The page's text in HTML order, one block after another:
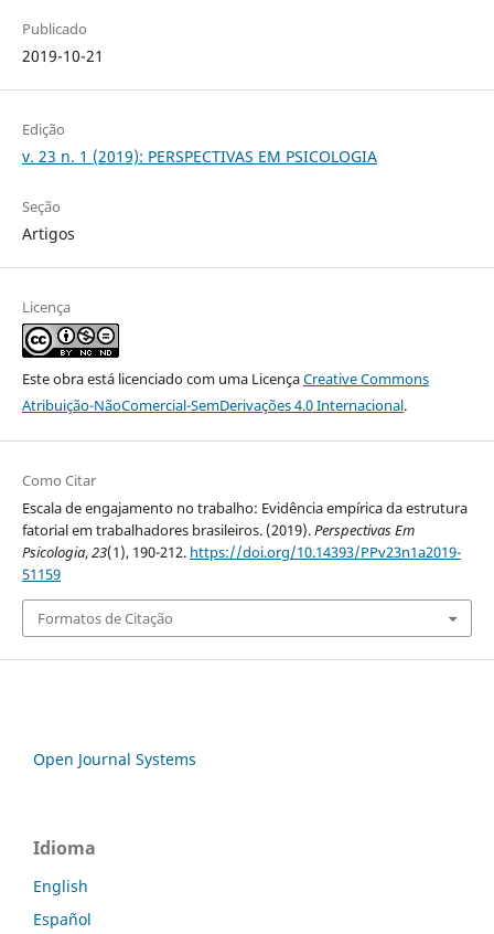
Publicado
2019-10-21
Edição
v. 23 n. 1 (2019): PERSPECTIVAS EM PSICOLOGIA
Seção
Artigos
Licença
Este obra está licenciado com uma LicençaCreative Commons
Atribuição-NãoComercial-SemDerivações 4.0 Internacional.
Como Citar
Escala de engajamento no trabalho: Evidência empírica da estrutura
fatorial em trabalhadores brasileiros. (2019).Perspectivas Em
Psicologia,23(1), 190-212. https://doi.org/10.14393/PPv23n1a2019-
51159
Formatos de Citação
Open Journal Systems
Idioma
English
Español